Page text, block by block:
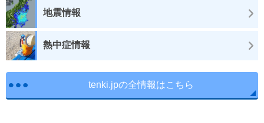
地震情報
熱中症情報
tenki.jpの全情報はこちら